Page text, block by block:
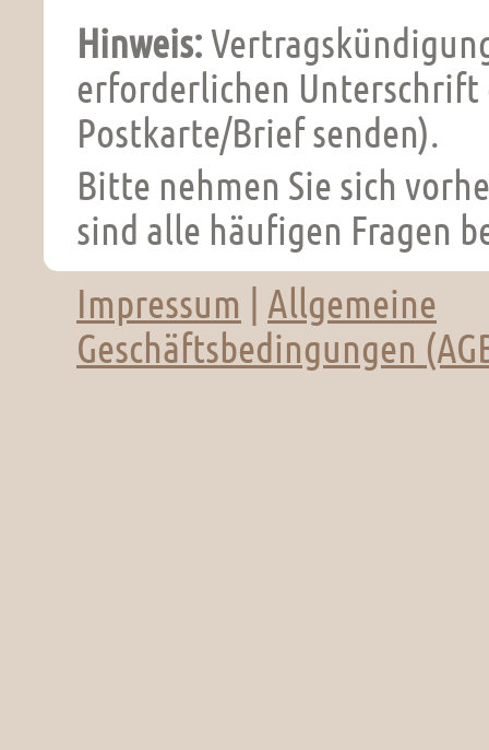
Hinweis:
erforderlichen Unterschrift
Postkarte/Brief senden).
Bitte nehmen Sie sich
sind alle häufigen Fragen
Impressum | Allgemeine
Geschäftsbedingungen